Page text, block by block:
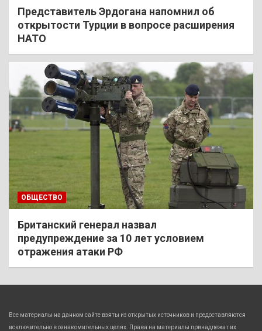
Представитель Эрдогана напомнил об
открытости Турции в вопросе расширения
НАТО
ОБЩЕСТВО
Британский генерал назвал
предупреждение за 10 лет условием
отражения атаки РФ
Все материалы на данном сайте взяты из открытых источников и предоставляются
исключительно в ознакомительных целях. Права на материалы принадлежат их